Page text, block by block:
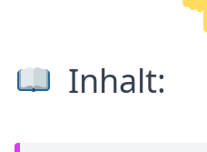
Inhalt: